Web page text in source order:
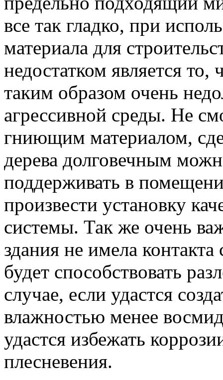
все так гладко, при
материала для
недостатком является
таким образом очень
агрессивной среды. Не
гниющим материалом,
дерева долговечным
поддерживать в
произвести установку
системы. Так же очень
здания не имела
будет способствовать
случае, если удастся
влажностью менее
удастся избежать
плесневения.